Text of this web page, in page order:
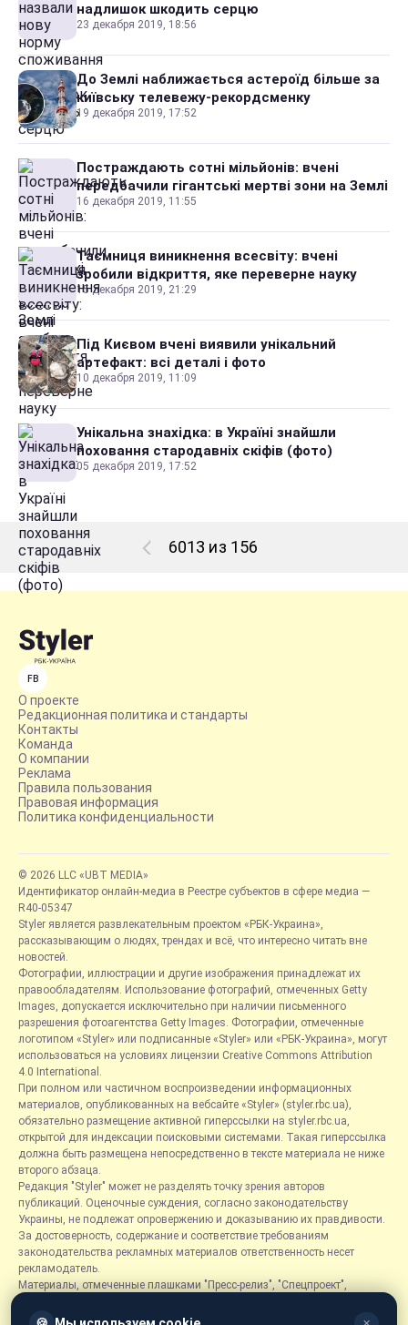
надлишок шкодить серцю
23 декабря 2019, 18:56
До Землі наближається астероїд більше за
київську телевежу-рекордсменку
19 декабря 2019, 17:52
Постраждають сотні мільйонів: вчені
передбачили гігантські мертві зони на Землі
16 декабря 2019, 11:55
Таємниця виникнення всесвіту: вчені
зробили відкриття, яке переверне науку
15 декабря 2019, 21:29
Під Києвом вчені виявили унікальний
артефакт: всі деталі і фото
10 декабря 2019, 11:09
Унікальна знахідка: в Україні знайшли
поховання стародавніх скіфів (фото)
05 декабря 2019, 17:52
6013 из 156
FB
О проекте
Редакционная политика и стандарты
Контакты
Команда
О компании
Реклама
Правила пользования
Правовая информация
Политика конфиденциальности
© 2026 LLC «UBT MEDIA»
Идентификатор онлайн-медиа в Реестре субъектов в сфере медиа —
R40-05347
Styler является развлекательным проектом «РБК-Украина»,
рассказывающим о людях, трендах и всё, что интересно читать вне
новостей.
Фотографии, иллюстрации и другие изображения принадлежат их
правообладателям. Использование фотографий, отмеченных Getty
Images, допускается исключительно при наличии письменного
разрешения фотоагентства Getty Images. Фотографии, отмеченные
логотипом «Styler» или подписанные «Styler» или «РБК-Украина», могут
использоваться на условиях лицензии Creative Commons Attribution
4.0 International.
При полном или частичном воспроизведении информационных
материалов, опубликованных на вебсайте «Styler» (styler.rbc.ua),
обязательно размещение активной гиперссылки на styler.rbc.ua,
открытой для индексации поисковыми системами. Такая гиперссылка
должна быть размещена непосредственно в тексте материала не ниже
второго абзаца.
Редакция "Styler" может не разделять точку зрения авторов
публикаций. Оценочные суждения, согласно законодательству
Украины, не подлежат опровержению и доказыванию их правдивости.
За достоверность, содержание и соответствие требованиям
законодательства рекламных материалов ответственность несет
рекламодатель.
Материалы, отмеченные плашками "Пресс-релиз", "Спецпроект",
размещаются на правах рекламы.